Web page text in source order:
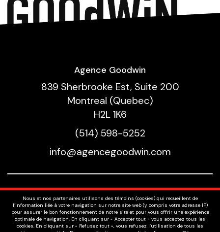
Nous et nos partenaires utilisons des témoins (cookies) qui recueillent de
l’information liée à votre navigation sur notre site web (y compris votre adresse IP)
pour assurer le bon fonctionnement de notre site et pour vous offrir une expérience
optimale de navigation. En cliquant sur « Accepter tout » vous acceptez tous les
cookies. En cliquant sur « Refusez tout », vous refusez l’utilisation de tous les
Agence Goodwin
839 Sherbrooke Est, Suite 200
Montreal (Quebec)
H2L 1K6
(514) 598-5252
info@agencegoodwin.com
Nos Talents
Voix
À Propos